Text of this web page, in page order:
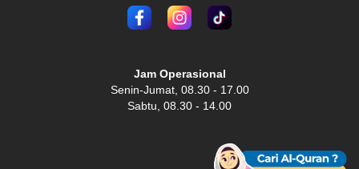
Jam Operasional
Senin-Jumat, 08.30 - 17.00
Sabtu, 08.30 - 14.00